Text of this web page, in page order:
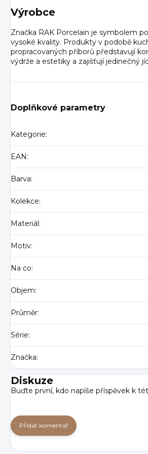
Výrobce
Značka RAK Porcelain je symbolem
vysoké kvality. Produkty v podobě
propracovaných příborů představují
výdrže a estetiky a zajišťují jedinečný
Doplňkové parametry
Kategorie:
EAN :
Barva:
Kolekce:
Materiál :
Motiv:
Na co:
Objem:
Průměr:
Série:
Značka:
Diskuze
Buďte první, kdo napíše příspěvek k
Přidat komentář